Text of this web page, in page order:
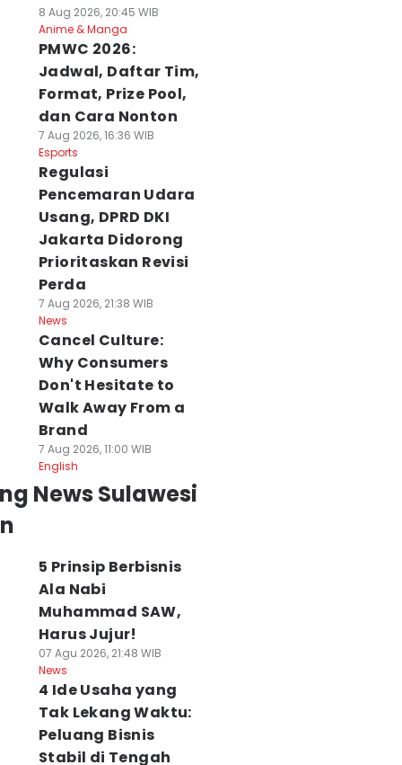
8 Aug 2026, 20:45 WIB
Anime & Manga
PMWC 2026:
Jadwal, Daftar Tim,
Format, Prize Pool,
dan Cara Nonton
7 Aug 2026, 16:36 WIB
Esports
Regulasi
Pencemaran Udara
Usang, DPRD DKI
Jakarta Didorong
Prioritaskan Revisi
Perda
7 Aug 2026, 21:38 WIB
News
Cancel Culture:
Why Consumers
Don't Hesitate to
Walk Away From a
Brand
7 Aug 2026, 11:00 WIB
English
News Sulawesi
5 Prinsip Berbisnis
Ala Nabi
Muhammad SAW,
Harus Jujur!
07 Agu 2026, 21:48 WIB
News
4 Ide Usaha yang
Tak Lekang Waktu:
Peluang Bisnis
Stabil di Tengah